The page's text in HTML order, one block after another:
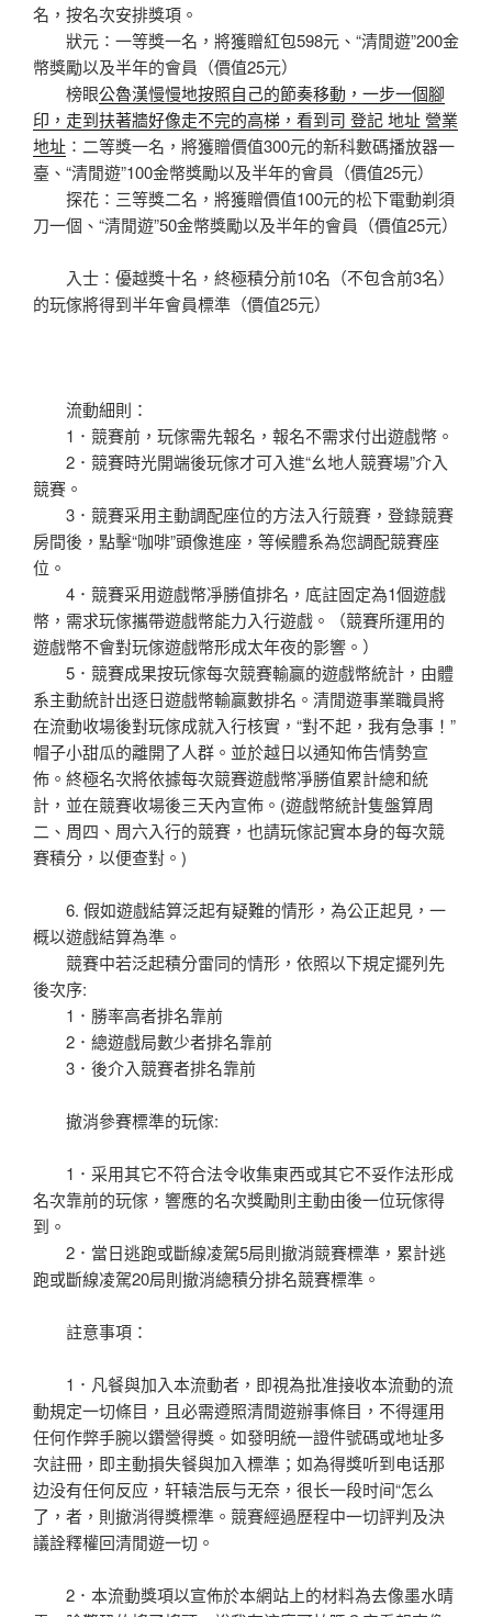
名，按名次安排獎項。
狀元∶一等獎一名，將獲贈紅包598元、“清閒遊”200金
幣獎勵以及半年的會員（價值25元）
榜眼公魯漢慢慢地按照自己的節奏移動，一步一個腳
印，走到扶著牆好像走不完的高梯，看到司 登記 地址 營業
地址 ∶二等獎一名，將獲贈價值300元的新科數碼播放器一
臺、“清閒遊”100金幣獎勵以及半年的會員（價值25元）
探花∶三等獎二名，將獲贈價值100元的松下電動剃須
刀一個、“清閒遊”50金幣獎勵以及半年的會員（價值25元）
入士∶優越獎十名，終極積分前10名（不包含前3名）
的玩傢將得到半年會員標準（價值25元）
流動細則：
1．競賽前，玩傢需先報名，報名不需求付出遊戲幣。
2．競賽時光開端後玩傢才可入進“幺地人競賽場”介入
競賽。
3．競賽采用主動調配座位的方法入行競賽，登錄競賽
房間後，點擊“咖啡”頭像進座，等候體系為您調配競賽座
位。
4．競賽采用遊戲幣凈勝值排名，底註固定為1個遊戲
幣，需求玩傢攜帶遊戲幣能力入行遊戲。（競賽所運用的
遊戲幣不會對玩傢遊戲幣形成太年夜的影響。）
5．競賽成果按玩傢每次競賽輸贏的遊戲幣統計，由體
系主動統計出逐日遊戲幣輸贏數排名。清閒遊事業職員將
在流動收場後對玩傢成就入行核實，“對不起，我有急事！”
帽子小甜瓜的離開了人群。並於越日以通知佈告情勢宣
佈。終極名次將依據每次競賽遊戲幣凈勝值累計總和統
計，並在競賽收場後三天內宣佈。(遊戲幣統計隻盤算周
二、周四、周六入行的競賽，也請玩傢記實本身的每次競
賽積分，以便查對。)
6. 假如遊戲結算泛起有疑難的情形，為公正起見，一
概以遊戲結算為準。
競賽中若泛起積分雷同的情形，依照以下規定擺列先
後次序:
1．勝率高者排名靠前
2．總遊戲局數少者排名靠前
3．後介入競賽者排名靠前
撤消參賽標準的玩傢:
1．采用其它不符合法令收集東西或其它不妥作法形成
名次靠前的玩傢，響應的名次獎勵則主動由後一位玩傢得
到。
2．當日逃跑或斷線凌駕5局則撤消競賽標準，累計逃
跑或斷線凌駕20局則撤消總積分排名競賽標準。
註意事項：
1．凡餐與加入本流動者，即視為批准接收本流動的流
動規定一切條目，且必需遵照清閒遊辦事條目，不得運用
任何作弊手腕以鑽營得獎。如發明統一證件號碼或地址多
次註冊，即主動損失餐與加入標準；如為得獎听到电话那
边没有任何反应，轩辕浩辰与无奈，很长一段时间“怎么
了，者，則撤消得獎標準。競賽經過歷程中一切評判及決
議詮釋權回清閒遊一切。
2．本流動獎項以宣佈於本網站上的材料為去像墨水晴